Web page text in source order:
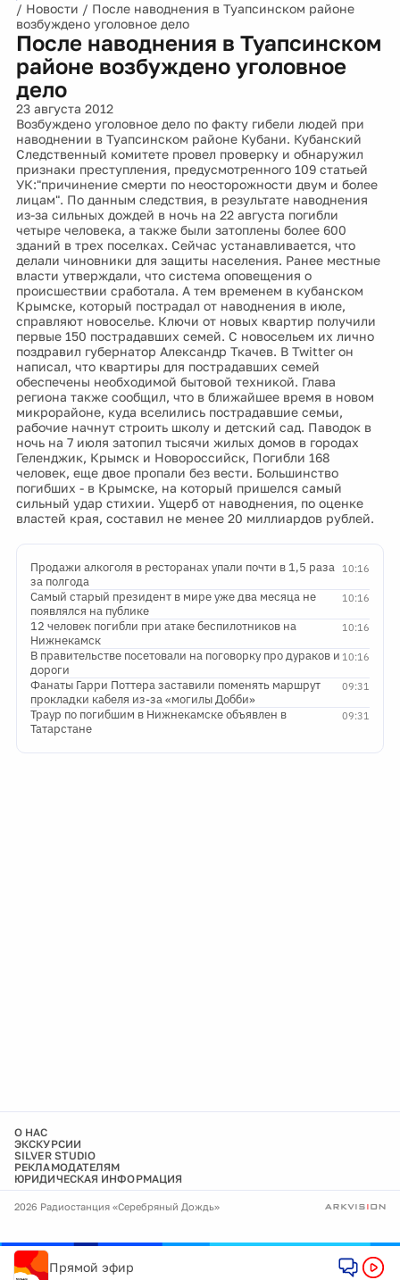
/ Новости / После наводнения в Туапсинском районе
возбуждено уголовное дело
После наводнения в Туапсинском
районе возбуждено уголовное
дело
23 августа 2012
Возбуждено уголовное дело по факту гибели людей при
наводнении в Туапсинском районе Кубани. Кубанский
Следственный комитете провел проверку и обнаружил
признаки преступления, предусмотренного 109 статьей
УК:"причинение смерти по неосторожности двум и более
лицам". По данным следствия, в результате наводнения
из-за сильных дождей в ночь на 22 августа погибли
четыре человека, а также были затоплены более 600
зданий в трех поселках. Сейчас устанавливается, что
делали чиновники для защиты населения. Ранее местные
власти утверждали, что система оповещения о
происшествии сработала. А тем временем в кубанском
Крымске, который пострадал от наводнения в июле,
справляют новоселье. Ключи от новых квартир получили
первые 150 пострадавших семей. С новосельем их лично
поздравил губернатор Александр Ткачев. В Twitter он
написал, что квартиры для пострадавших семей
обеспечены необходимой бытовой техникой. Глава
региона также сообщил, что в ближайшее время в новом
микрорайоне, куда вселились пострадавшие семьи,
рабочие начнут строить школу и детский сад. Паводок в
ночь на 7 июля затопил тысячи жилых домов в городах
Геленджик, Крымск и Новороссийск, Погибли 168
человек, еще двое пропали без вести. Большинство
погибших - в Крымске, на который пришелся самый
сильный удар стихии. Ущерб от наводнения, по оценке
властей края, составил не менее 20 миллиардов рублей.
10:16
Продажи алкоголя в ресторанах упали почти в 1,5 раза
за полгода
10:16
Самый старый президент в мире уже два месяца не
появлялся на публике
10:16
12 человек погибли при атаке беспилотников на
Нижнекамск
10:16
В правительстве посетовали на поговорку про дураков и
дороги
09:31
Фанаты Гарри Поттера заставили поменять маршрут
прокладки кабеля из-за «могилы Добби»
09:31
Траур по погибшим в Нижнекамске объявлен в
Татарстане
О НАС
ЭКСКУРСИИ
SILVER STUDIO
РЕКЛАМОДАТЕЛЯМ
ЮРИДИЧЕСКАЯ ИНФОРМАЦИЯ
2026 Радиостанция «Серебряный Дождь»
Прямой эфир